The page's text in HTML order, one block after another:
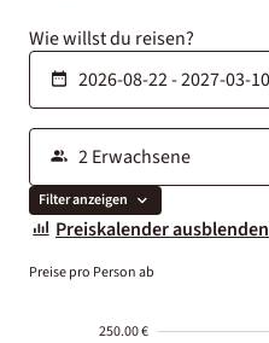
Wie willst du reisen?
Filter anzeigen
Preiskalender ausblenden
Preise pro Person ab
250.00 €